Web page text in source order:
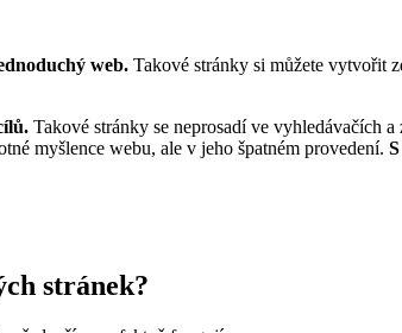
web. Takové stránky si můžete vytvořit
Takové stránky se neprosadí ve vyhledávačích
myšlence webu, ale v jeho špatném provedení.
stránek?